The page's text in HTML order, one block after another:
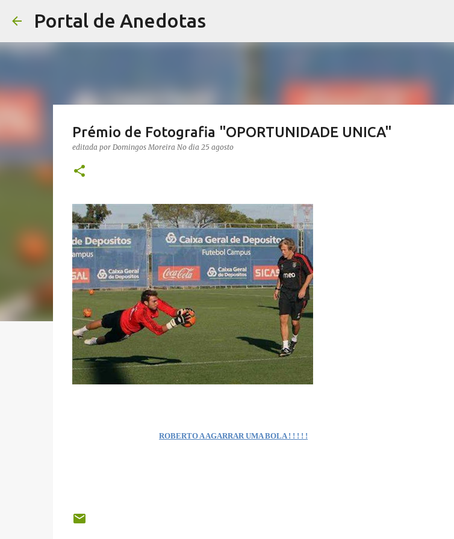
Portal de Anedotas
Prémio de Fotografia "OPORTUNIDADE UNICA"
editada por Domingos Moreira No dia 25 agosto
ROBERTO A AGARRAR UMA BOLA ! ! ! ! !